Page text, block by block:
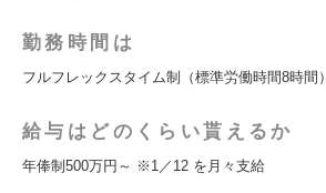
勤務時間は
フルフレックスタイム制（標準労働時間8時間）
給与はどのくらい貰えるか
年俸制500万円～ ※1／12 を月々支給